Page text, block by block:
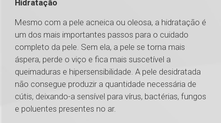
Hidratação
Mesmo com a pele acneica ou oleosa, a hidratação é
um dos mais importantes passos para o cuidado
completo da pele. Sem ela, a pele se torna mais
áspera, perde o viço e fica mais suscetível a
queimaduras e hipersensibilidade. A pele desidratada
não consegue produzir a quantidade necessária de
cútis, deixando-a sensível para vírus, bactérias, fungos
e poluentes presentes no ar.